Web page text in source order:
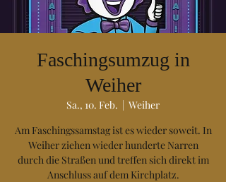
Faschingsumzug in
Weiher
Sa., 10. Feb.
  |
Weiher
Am Faschingssamstag ist es wieder soweit. In
Weiher ziehen wieder hunderte Narren
durch die Straßen und treffen sich direkt im
Anschluss auf dem Kirchplatz.